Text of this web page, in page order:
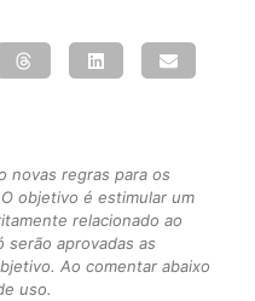
novas regras para os
objetivo é estimular um
relacionado ao
serão aprovadas as
Ao comentar abaixo
uso.